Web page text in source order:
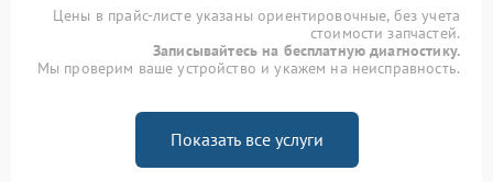
Цены в прайс-листе указаны ориентировочные, без учета
стоимости запчастей.
Записывайтесь на бесплатную диагностику.
Мы проверим ваше устройство и укажем на неисправность.
Показать все услуги